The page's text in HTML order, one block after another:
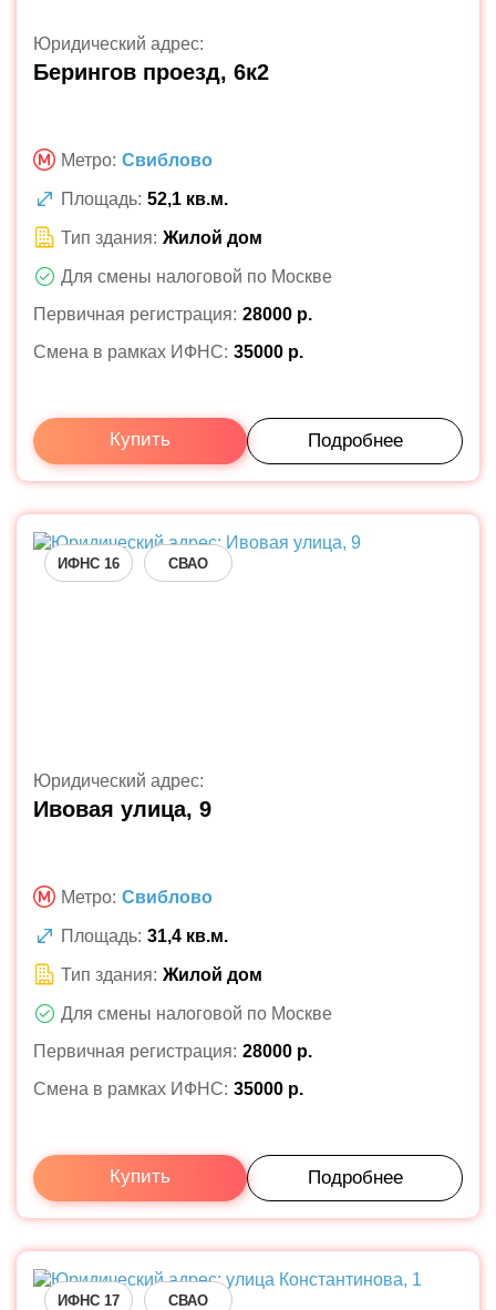
Юридический адрес:
Берингов проезд, 6к2
Метро: Свиблово
Площадь: 52,1 кв.м.
Тип здания: Жилой дом
Для смены налоговой по Москве
Первичная регистрация: 28000 р.
Смена в рамках ИФНС: 35000 р.
Купить Подробнее
ИФНС 16 СВАО
Юридический адрес:
Ивовая улица, 9
Метро: Свиблово
Площадь: 31,4 кв.м.
Тип здания: Жилой дом
Для смены налоговой по Москве
Первичная регистрация: 28000 р.
Смена в рамках ИФНС: 35000 р.
Купить Подробнее
ИФНС 17 СВАО